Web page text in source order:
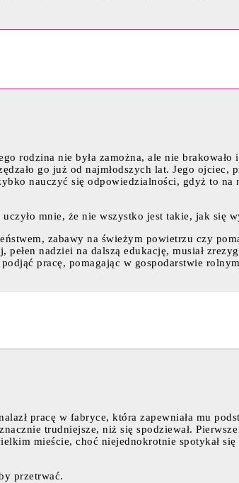
rodzina nie była zamożna, ale nie brakowało
go już od najmłodszych lat. Jego ojciec,
nauczyć się odpowiedzialności, gdyż to
mnie, że nie wszystko jest takie, jak się
zabawy na świeżym powietrzu czy
nadziei na dalszą edukację, musiał
pracę, pomagając w gospodarstwie
pracę w fabryce, która zapewniała mu
trudniejsze, niż się spodziewał.
mieście, choć niejednokrotnie spotykał
przetrwać.